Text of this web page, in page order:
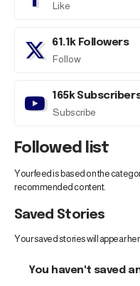
Like
61.1k Followers
Follow
165k
Subscribe
Followed list
Your feed is based on the
recommended content.
Saved Stories
Your saved stories will appear
You haven't saved